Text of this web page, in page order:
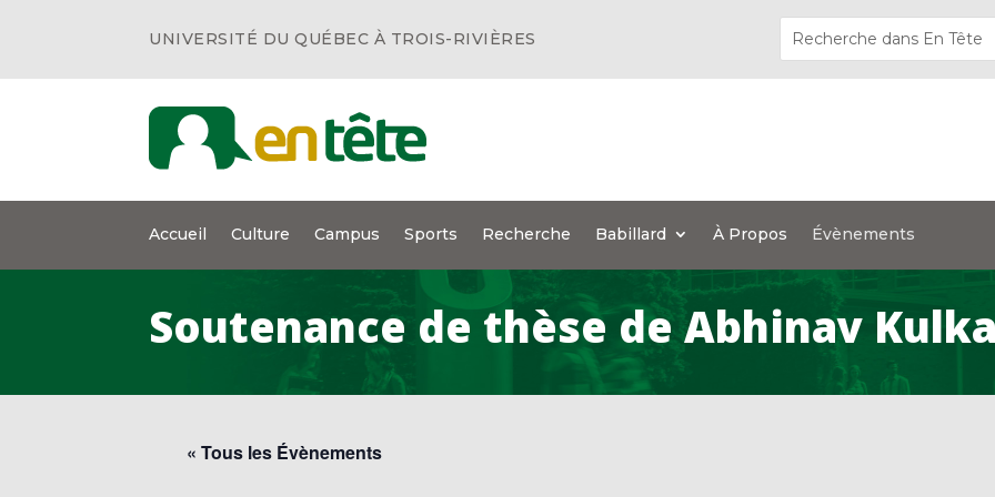
UNIVERSITÉ DU QUÉBEC À TROIS-RIVIÈRES
Accueil Culture Campus Sports Recherche Babillard À Propos Évènements
Soutenance de thèse de Abhinav
« Tous les Évènements